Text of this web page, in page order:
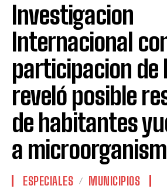
Investigacion
Internacional
participacion de
reveló posible
de habitantes
a
ESPECIALES MUNICIPIOS